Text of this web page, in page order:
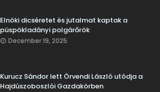
Elnöki dicséretet és jutalmat kaptak a
püspökladányi polgárőrök
December 19, 2025
Kurucz Sándor lett Örvendi László utódja a
Hajdúszoboszlói Gazdakörben